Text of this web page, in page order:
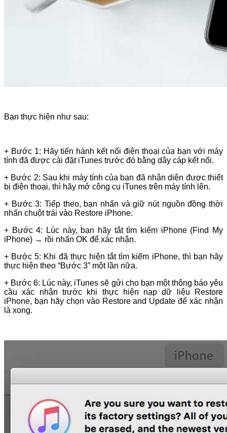
Bạn thực hiện như sau:
+ Bước 1: Hãy tiến hành kết nối điện thoại của bạn với máy
tính đã được cài đặt iTunes trước đó bằng dây cáp kết nối.
+ Bước 2: Sau khi máy tính của bạn đã nhận diện được thiết
bị điện thoại, thì hãy mở công cụ iTunes trên máy tính lên.
+ Bước 3: Tiếp theo, bạn nhấn và giữ nút nguồn đồng thời
nhấn chuột trái vào Restore iPhone.
+ Bước 4: Lúc này, bạn hãy tắt tìm kiếm iPhone (Find My
iPhone) → rồi nhấn OK để xác nhận.
+ Bước 5: Khi đã thực hiện tắt tìm kiếm iPhone, thì bạn hãy
thực hiện theo “Bước 3” một lần nữa.
+ Bước 6: Lúc này, iTunes sẽ gửi cho bạn một thông báo yêu
cầu xác nhận trước khi thực hiện nạp dữ liệu Restore
iPhone, bạn hãy chọn vào Restore and Update để xác nhận
là xong.